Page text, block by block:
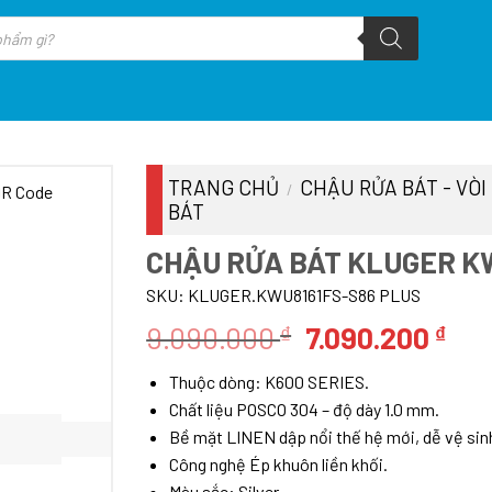
TRANG CHỦ / CHẬU RỬA BÁT -
BÁT
CHẬU RỬA BÁT KLUGER
SKU: KLUGER.KWU8161FS-S86 PLUS
9.090.000₫ Giá
là:
9.090.000 ₫.
7.090.200 ₫Giá
là:
Thuộc dòng: K600 SERIES.
Chất liệu POSCO 304 – độ dày 1.0 mm.
Bề mặt LINEN dập nổi thế hệ mới, dễ vệ
Công nghệ Ép khuôn liền khối.